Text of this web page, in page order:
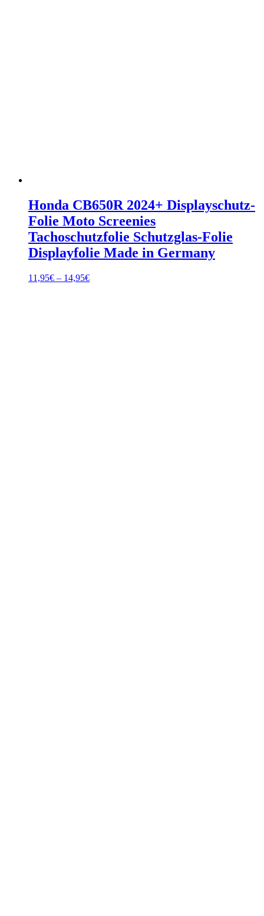
Honda CB650R 2024+ Displayschutz-
Folie Moto Screenies
Tachoschutzfolie Schutzglas-Folie
Displayfolie Made in Germany
11,95€ – 14,95€Preisspanne: